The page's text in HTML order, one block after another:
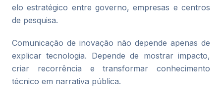
elo estratégico entre governo, empresas e centros
de pesquisa.
Comunicação de inovação não depende apenas de
explicar tecnologia. Depende de mostrar impacto,
criar recorrência e transformar conhecimento
técnico em narrativa pública.